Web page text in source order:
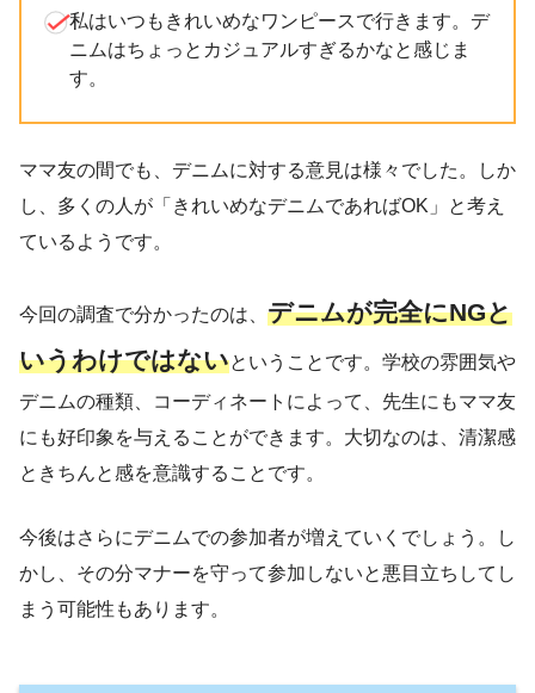
私はいつもきれいめなワンピースで行きます。デ
ニムはちょっとカジュアルすぎるかなと感じま
す。
ママ友の間でも、デニムに対する意見は様々でした。しか
し、多くの人が「きれいめなデニムであればOK」と考え
ているようです。
今回の調査で分かったのは、 デニムが完全にNGと
いうわけではないということです。学校の雰囲気や
デニムの種類、コーディネートによって、先生にもママ友
にも好印象を与えることができます。大切なのは、清潔感
ときちんと感を意識することです。
今後はさらにデニムでの参加者が増えていくでしょう。し
かし、その分マナーを守って参加しないと悪目立ちしてし
まう可能性もあります。